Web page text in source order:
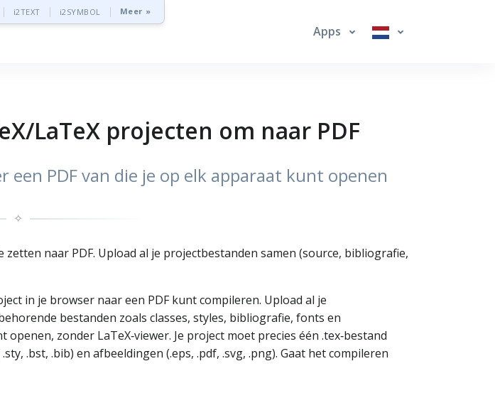
i2TEXT i2SYMBOL Meer »
Apps
LaTeX projecten om naar PDF
een PDF van die je op elk apparaat kunt openen
✧
naar PDF. Upload al je projectbestanden samen (source, bibliografie,
in je browser naar een PDF kunt compileren. Upload al je
bestanden zoals classes, styles, bibliografie, fonts en
zonder LaTeX‑viewer. Je project moet precies één .tex‑bestand
.bst, .bib) en afbeeldingen (.eps, .pdf, .svg, .png). Gaat het compileren